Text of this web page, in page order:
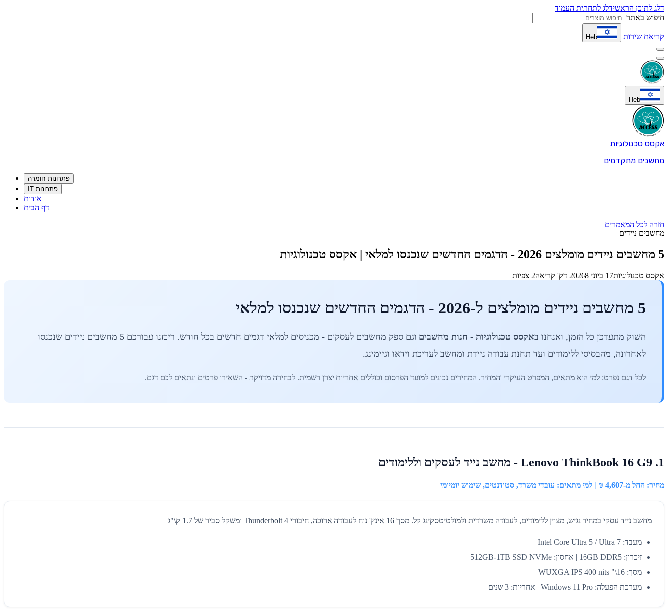
דלג לתוכן הראשידלג לתחתית העמוד
חיפוש באתר
קריאת שירות Heb
Heb
אקסס טכנולוגיות
מחשבים מתקדמים
פתרונות חומרה
פתרונות IT
אודות
דף הבית
חזרה לכל המאמרים
מחשבים ניידים
5 מחשבים ניידים מומלצים 2026 - הדגמים החדשים שנכנסו למלאי | אקסס טכנולוגיות
אקסס טכנולוגיות17 ביוני 2026 8 דק' קריאה 2 צפיות
5 מחשבים ניידים מומלצים ל-2026 - הדגמים החדשים שנכנסו למלאי
השוק מתעדכן כל הזמן, ואנחנו באקסס טכנולוגיות - חנות מחשבים
וגם ספק מחשבים לעסקים - מכניסים למלאי דגמים חדשים בכל חודש. ריכזנו עבורכם 5 מחשבים ניידים שנכנסו
לאחרונה, מהבסיסי ללימודים ועד תחנת עבודה ניידת ומחשב לעריכת וידאו וגיימינג.
לכל דגם נפרט: למי הוא מתאים, המפרט העיקרי והמחיר. המחירים נכונים למועד הפרסום וכוללים אחריות יצרן רשמית. לבחירה מדויקת - השאירו פרטים ונתאים לכם דגם.
1. Lenovo ThinkBook 16 G9 - מחשב נייד לעסקים וללימודים
מחיר: החל מ-4,607 ₪ | למי מתאים: עובדי משרד, סטודנטים, שימוש יומיומי
מחשב נייד עסקי במחיר נגיש, מצוין ללימודים, לעבודה משרדית ולמולטיטסקינג קל. מסך 16 אינץ' נוח לעבודה ארוכה, חיבורי Thunderbolt 4 ומשקל סביר של 1.7 ק\"ג.
מעבד: Intel Core Ultra 5 / Ultra 7
זיכרון: 16GB DDR5 | אחסון: 512GB-1TB SSD NVMe
מסך: 16\" WUXGA IPS 400 nits
מערכת הפעלה: Windows 11 Pro | אחריות: 3 שנים